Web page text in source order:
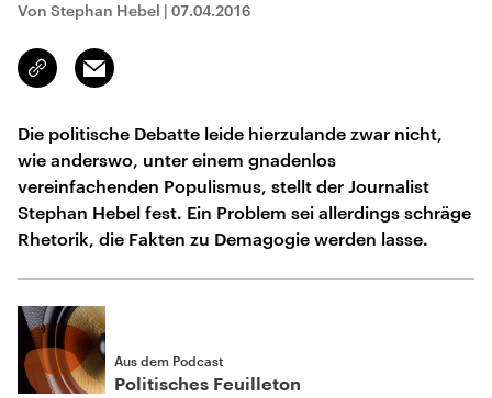
Von Stephan Hebel | 07.04.2016
Link
kopieren/teilen
Email
Die politische Debatte leide hierzulande zwar nicht,
wie anderswo, unter einem gnadenlos
vereinfachenden Populismus, stellt der Journalist
Stephan Hebel fest. Ein Problem sei allerdings schräge
Rhetorik, die Fakten zu Demagogie werden lasse.
Aus dem Podcast
Politisches Feuilleton